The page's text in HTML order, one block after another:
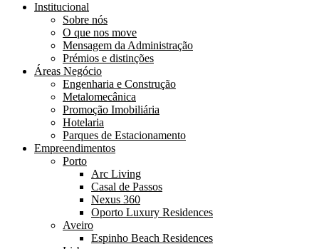
Institucional
Sobre nós
O que nos move
Mensagem da Administração
Prémios e distinções
Áreas Negócio
Engenharia e Construção
Metalomecânica
Promoção Imobiliária
Hotelaria
Parques de Estacionamento
Empreendimentos
Porto
Arc Living
Casal de Passos
Nexus 360
Oporto Luxury Residences
Aveiro
Espinho Beach Residences